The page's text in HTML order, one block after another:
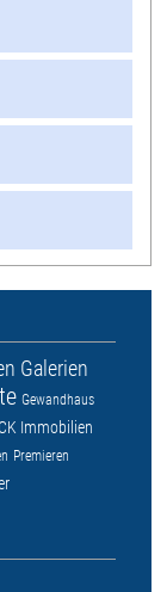
Galerien
Gewandhaus
Immobilien
Premieren